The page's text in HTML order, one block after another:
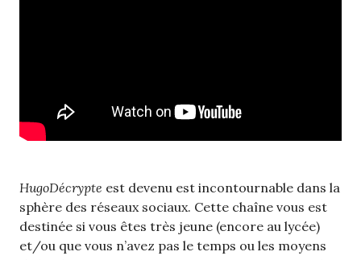
HugoDécrypte est devenu est incontournable dans la
sphère des réseaux sociaux. Cette chaîne vous est
destinée si vous êtes très jeune (encore au lycée)
et/ou que vous n’avez pas le temps ou les moyens